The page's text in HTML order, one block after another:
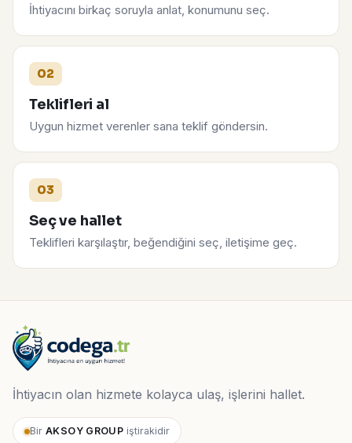
İhtiyacını birkaç soruyla anlat, konumunu seç.
02
Teklifleri al
Uygun hizmet verenler sana teklif göndersin.
03
Seç ve hallet
Teklifleri karşılaştır, beğendiğini seç, iletişime geç.
İhtiyacın olan hizmete kolayca ulaş, işlerini hallet.
Bir AKSOY GROUP iştirakidir